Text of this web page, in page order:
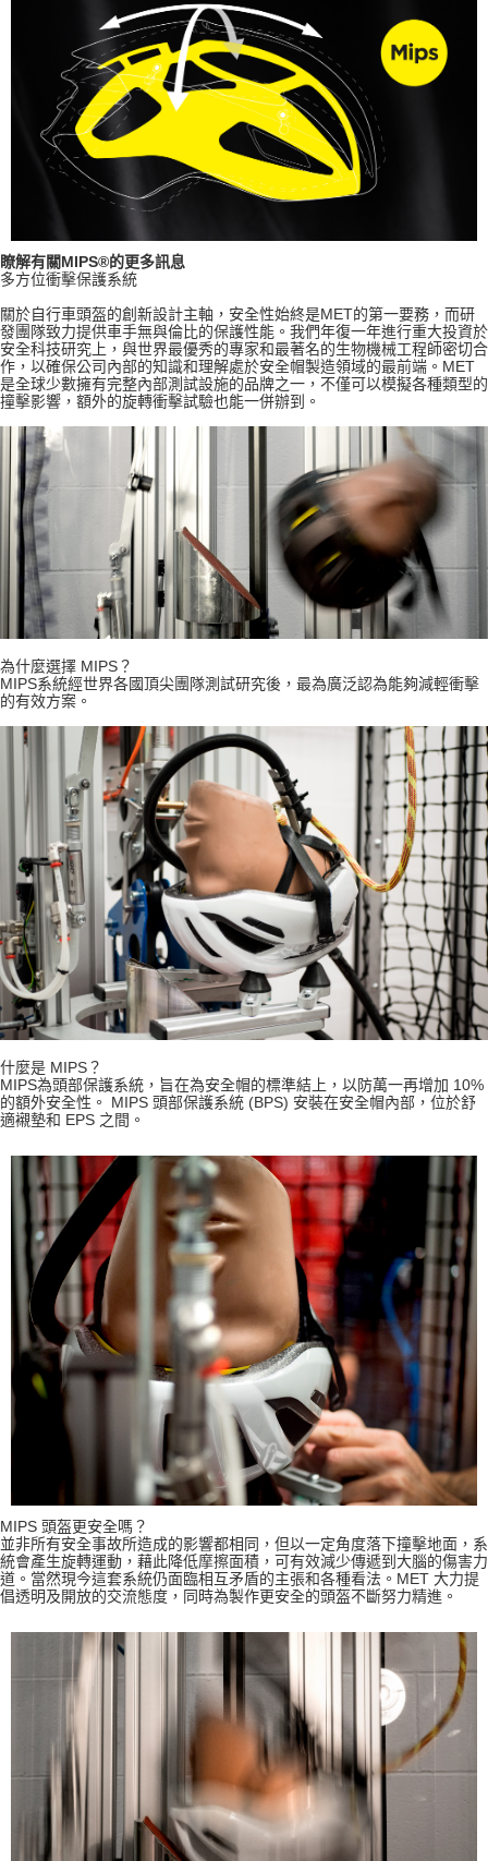
瞭解有關MIPS®的更多訊息
多方位衝擊保護系統
關於自行車頭盔的創新設計主軸，安全性始終是MET的第一要務，而研
發團隊致力提供車手無與倫比的保護性能。我們年復一年進行重大投資於
安全科技研究上，與世界最優秀的專家和最著名的生物機械工程師密切合
作，以確保公司內部的知識和理解處於安全帽製造領域的最前端。MET
是全球少數擁有完整內部測試設施的品牌之一，不僅可以模擬各種類型的
撞擊影響，額外的旋轉衝擊試驗也能一併辦到。
為什麼選擇 MIPS？
MIPS系統經世界各國頂尖團隊測試研究後，最為廣泛認為能夠減輕衝擊
的有效方案。
什麼是 MIPS？
MIPS為頭部保護系統，旨在為安全帽的標準結上，以防萬一再增加 10%
的額外安全性。 MIPS 頭部保護系統 (BPS) 安裝在安全帽內部，位於舒
適襯墊和 EPS 之間。
MIPS 頭盔更安全嗎？
並非所有安全事故所造成的影響都相同，但以一定角度落下撞擊地面，系
統會產生旋轉運動，藉此降低摩擦面積，可有效減少傳遞到大腦的傷害力
道。當然現今這套系統仍面臨相互矛盾的主張和各種看法。MET 大力提
倡透明及開放的交流態度，同時為製作更安全的頭盔不斷努力精進。